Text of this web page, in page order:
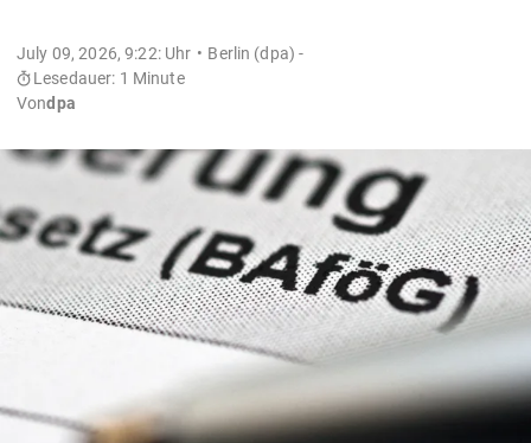
July 09, 2026, 9:22: Uhr
Berlin (dpa) -
Lesedauer: 1 Minute
Vondpa